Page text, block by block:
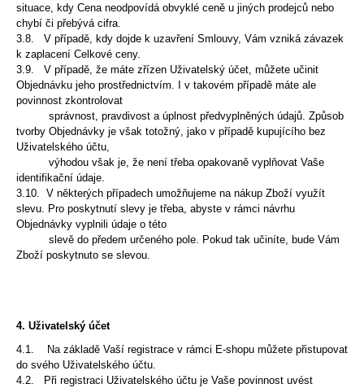
situace, kdy Cena neodpovídá obvyklé ceně u jiných prodejců nebo
chybí či přebývá cifra.
3.8. V případě, kdy dojde k uzavření Smlouvy, Vám vzniká závazek
k zaplacení Celkové ceny.
3.9. V případě, že máte zřízen Uživatelský účet, můžete učinit
Objednávku jeho prostřednictvím. I v takovém případě máte ale
povinnost zkontrolovat
správnost, pravdivost a úplnost předvyplněných údajů. Způsob
tvorby Objednávky je však totožný, jako v případě kupujícího bez
Uživatelského účtu,
výhodou však je, že není třeba opakovaně vyplňovat Vaše
identifikační údaje.
3.10. V některých případech umožňujeme na nákup Zboží využít
slevu. Pro poskytnutí slevy je třeba, abyste v rámci návrhu
Objednávky vyplnili údaje o této
slevě do předem určeného pole. Pokud tak učiníte, bude Vám
Zboží poskytnuto se slevou.
4. Uživatelský účet
4.1. Na základě Vaší registrace v rámci E-shopu můžete přistupovat
do svého Uživatelského účtu.
4.2. Při registraci Uživatelského účtu je Vaše povinnost uvést